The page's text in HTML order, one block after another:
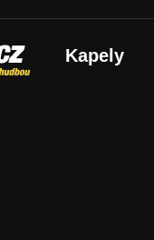
Kapely